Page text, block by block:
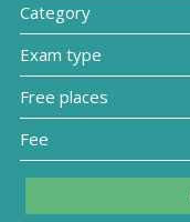
Category
Exam type
Free places
Fee